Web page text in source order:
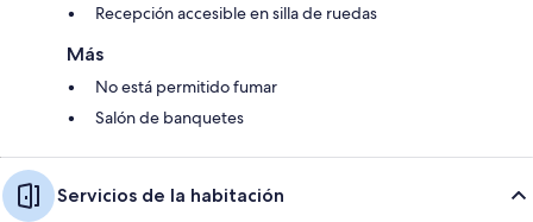
Recepción accesible en silla de ruedas
Más
No está permitido fumar
Salón de banquetes
Servicios de la habitación